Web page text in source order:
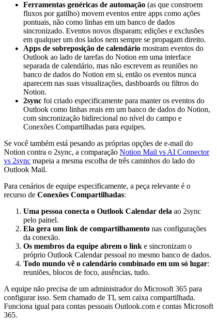
Ferramentas genéricas de automação (as que constroem
fluxos por gatilho) movem eventos entre apps como ações
pontuais, não como linhas em um banco de dados
sincronizado. Eventos novos disparam; edições e exclusões
em qualquer um dos lados nem sempre se propagam direito.
Apps de sobreposição de calendário mostram eventos do
Outlook ao lado de tarefas do Notion em uma interface
separada de calendário, mas não escrevem as reuniões no
banco de dados do Notion em si, então os eventos nunca
aparecem nas suas visualizações, dashboards ou filtros do
Notion.
2sync foi criado especificamente para manter os eventos do
Outlook como linhas reais em um banco de dados do Notion,
com sincronização bidirecional no nível do campo e
Conexões Compartilhadas para equipes.
Se você também está pesando as próprias opções de e-mail do
Notion contra o 2sync, a comparação Notion Mail vs AI Connector
vs 2sync mapeia a mesma escolha de três caminhos do lado do
Outlook Mail.
Para cenários de equipe especificamente, a peça relevante é o
recurso de Conexões Compartilhadas:
Uma pessoa conecta o Outlook Calendar dela ao 2sync
pelo painel.
Ela gera um link de compartilhamento nas configurações
da conexão.
Os membros da equipe abrem o link e sincronizam o
próprio Outlook Calendar pessoal no mesmo banco de dados.
Todo mundo vê o calendário combinado em um só lugar:
reuniões, blocos de foco, ausências, tudo.
A equipe não precisa de um administrador do Microsoft 365 para
configurar isso. Sem chamado de TI, sem caixa compartilhada.
Funciona igual para contas pessoais Outlook.com e contas Microsoft
365.